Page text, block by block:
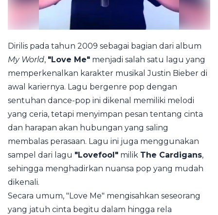
Dirilis pada tahun 2009 sebagai bagian dari album
My World, "Love Me" menjadi salah satu lagu yang
memperkenalkan karakter musikal Justin Bieber di
awal kariernya. Lagu bergenre pop dengan
sentuhan dance-pop ini dikenal memiliki melodi
yang ceria, tetapi menyimpan pesan tentang cinta
dan harapan akan hubungan yang saling
membalas perasaan. Lagu ini juga menggunakan
sampel dari lagu "Lovefool" milik The Cardigans,
sehingga menghadirkan nuansa pop yang mudah
dikenali.
Secara umum, "Love Me" mengisahkan seseorang
yang jatuh cinta begitu dalam hingga rela